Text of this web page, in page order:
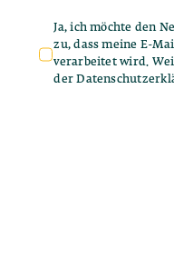
Ja, ich möchte den
zu, dass meine E-
verarbeitet wird.
der